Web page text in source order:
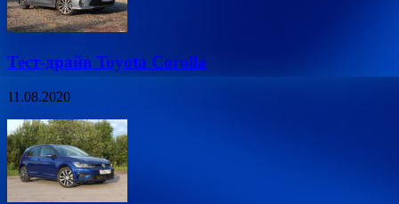
Тест-драйв Toyota Corolla
11.08.2020